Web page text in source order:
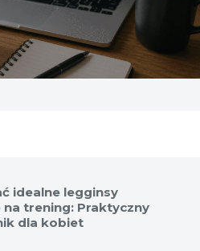
idealne legginsy
trening: Praktyczny
dla kobiet